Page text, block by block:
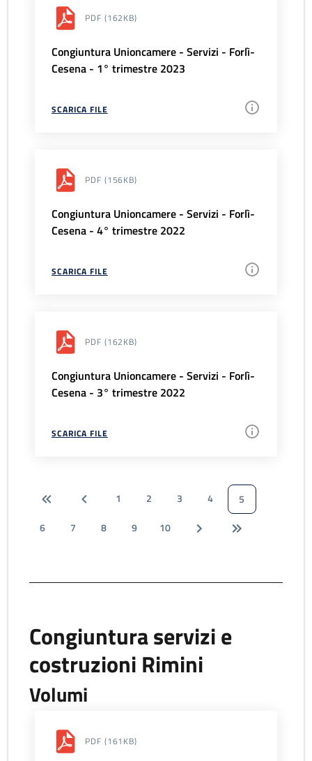
PDF (162KB)
Congiuntura Unioncamere - Servizi - Forlì-
Cesena - 1° trimestre 2023
SCARICA FILE
PDF (156KB)
Congiuntura Unioncamere - Servizi - Forlì-
Cesena - 4° trimestre 2022
SCARICA FILE
PDF (162KB)
Congiuntura Unioncamere - Servizi - Forlì-
Cesena - 3° trimestre 2022
SCARICA FILE
1 2 3 4
5
6
7 8 9 10
Congiuntura servizi e
costruzioni Rimini
Volumi
PDF (161KB)